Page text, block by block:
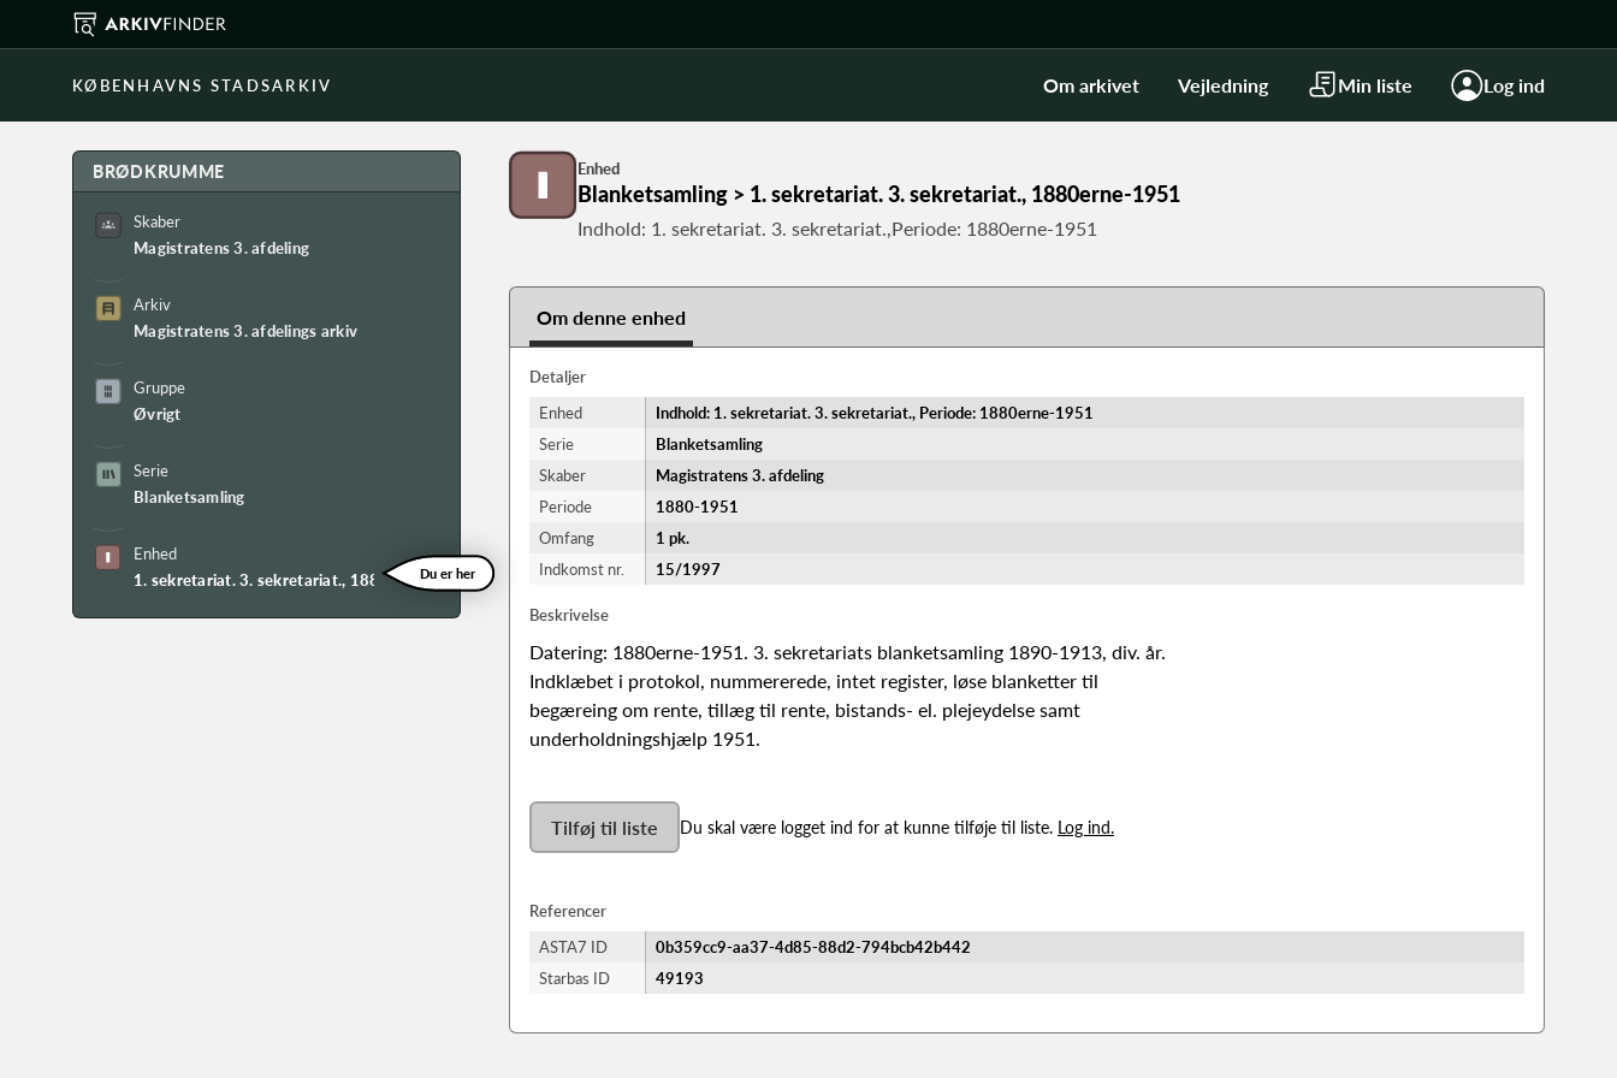
KØBENHAVNS STADSARKIV Om arkivet Vejledning Min liste Log ind
BRØDKRUMME
Skaber
Magistratens 3. afdeling
Arkiv
Magistratens 3. afdelings arkiv
Gruppe
Øvrigt
Serie
Blanketsamling
Enhed
1. sekretariat. 3. sekretariat., 1880erne-1951
Du er her
Enhed
Blanketsamling > 1. sekretariat. 3. sekretariat., 1880erne-1951
Indhold: 1. sekretariat. 3. sekretariat.,Periode: 1880erne-1951
Om denne enhed
Detaljer
Enhed
Indhold: 1. sekretariat. 3. sekretariat., Periode: 1880erne-1951
Serie
Blanketsamling
Skaber
Magistratens 3. afdeling
Periode
1880-​1951
Omfang
1 pk.
Indkomst nr.
15/1997
Beskrivelse
Datering: 1880erne-1951. 3. sekretariats blanketsamling 1890-1913, div. år.
Indklæbet i protokol, nummererede, intet register, løse blanketter til
begæreing om rente, tillæg til rente, bistands- el. plejeydelse samt
underholdningshjælp 1951.
Tilføj til liste Du skal være logget ind for at kunne tilføje til liste. Log ind.
Referencer
ASTA7 ID
0b359cc9-aa37-4d85-88d2-794bcb42b442
Starbas ID
49193